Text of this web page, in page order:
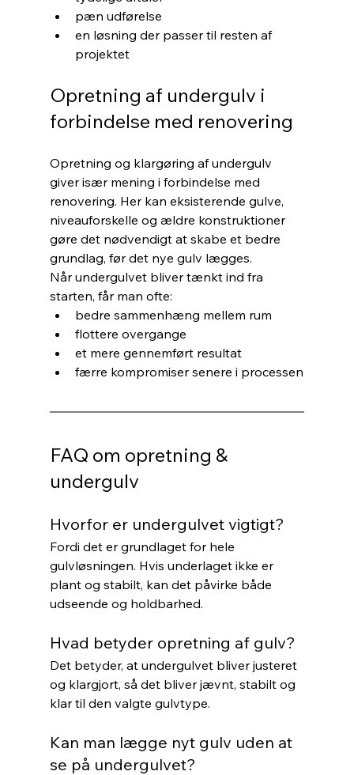
pæn udførelse
en løsning der passer til resten af
projektet
Opretning af undergulv i
forbindelse med renovering
Opretning og klargøring af undergulv
giver især mening i forbindelse med
renovering. Her kan eksisterende gulve,
niveauforskelle og ældre konstruktioner
gøre det nødvendigt at skabe et bedre
grundlag, før det nye gulv lægges.
Når undergulvet bliver tænkt ind fra
starten, får man ofte:
bedre sammenhæng mellem rum
flottere overgange
et mere gennemført resultat
færre kompromiser senere i processen
FAQ om opretning &
undergulv
Hvorfor er undergulvet vigtigt?
Fordi det er grundlaget for hele
gulvløsningen. Hvis underlaget ikke er
plant og stabilt, kan det påvirke både
udseende og holdbarhed.
Hvad betyder opretning af gulv?
Det betyder, at undergulvet bliver justeret
og klargjort, så det bliver jævnt, stabilt og
klar til den valgte gulvtype.
Kan man lægge nyt gulv uden at
se på undergulvet?